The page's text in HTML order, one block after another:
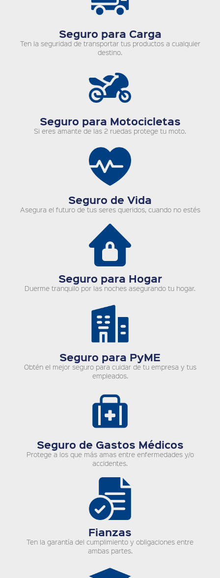
Seguro para Carga
Ten la seguridad de transportar tus productos a cualquier
destino.
Seguro para Motocicletas
Si eres amante de las 2 ruedas protege tu moto.
Seguro de Vida
Asegura el futuro de tus seres queridos, cuando no estés
Seguro para Hogar
Duerme tranquilo por las noches asegurando tu hogar.
Seguro para PyME
Obtén el mejor seguro para cuidar de tu empresa y tus
empleados.
Seguro de Gastos Médicos
Protege a los que más amas entre enfermedades y/o
accidentes.
Fianzas
Ten la garantía del cumplimiento y obligaciones entre
ambas partes.